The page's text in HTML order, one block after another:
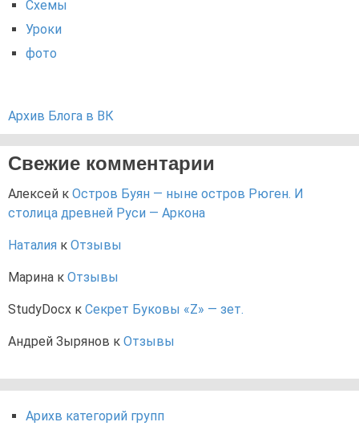
Схемы
Уроки
фото
Архив Блога в ВК
Свежие комментарии
Алексей к Остров Буян — ныне остров Рюген. И
столица древней Руси — Аркона
Наталия к Отзывы
Марина к Отзывы
StudyDocx к Секрет Буковы «Z» — зет.
Андрей Зырянов к Отзывы
Арихв категорий групп